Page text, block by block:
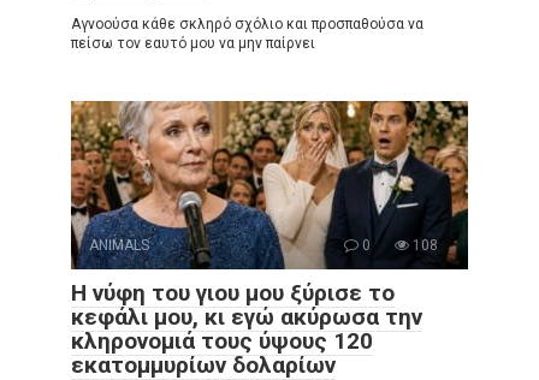
Αγνοούσα κάθε σκληρό σχόλιο και προσπαθούσα να
πείσω τον εαυτό μου να μην παίρνει
ANIMALS 0 108
Η νύφη του γιου μου ξύρισε το
κεφάλι μου, κι εγώ ακύρωσα την
κληρονομιά τους ύψους 120
εκατομμυρίων δολαρίων